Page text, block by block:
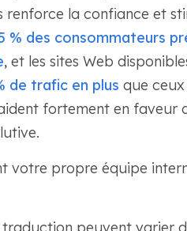
renforce la confiance et
% des consommateurs
, et les sites Web
de trafic en plus que ceux
fortement en faveur
votre propre équipe